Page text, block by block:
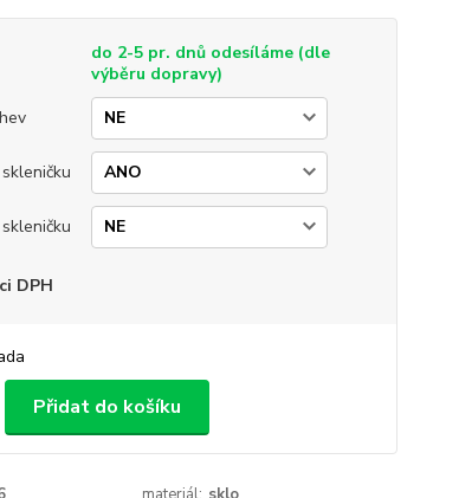
do 2-5 pr. dnů odesíláme (dle
výběru dopravy)
DPH
Přidat do košíku